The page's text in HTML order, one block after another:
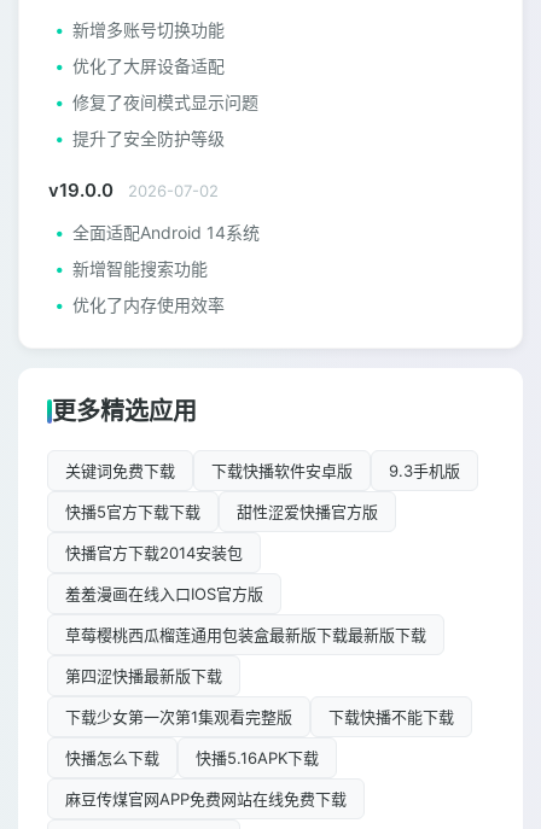
新增多账号切换功能
优化了大屏设备适配
修复了夜间模式显示问题
提升了安全防护等级
v19.0.0 2026-07-02
全面适配Android 14系统
新增智能搜索功能
优化了内存使用效率
更多精选应用
关键词免费下载 下载快播软件安卓版 9.3手机版
快播5官方下载下载 甜性涩爱快播官方版
快播官方下载2014安装包
羞羞漫画在线入口IOS官方版
草莓樱桃西瓜榴莲通用包装盒最新版下载最新版下载
第四涩快播最新版下载
下载少女第一次第1集观看完整版 下载快播不能下载
快播怎么下载 快播5.16APK下载
麻豆传煤官网APP免费网站在线免费下载